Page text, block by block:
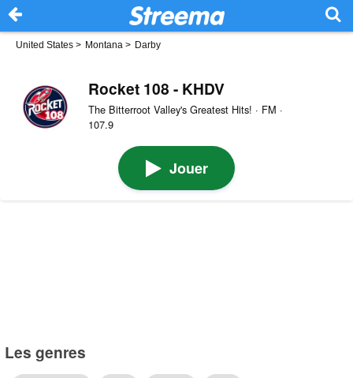
United States > Montana > Darby
Rocket 108 - KHDV
The Bitterroot Valley's Greatest Hits! · FM ·
107.9
Jouer
Les genres